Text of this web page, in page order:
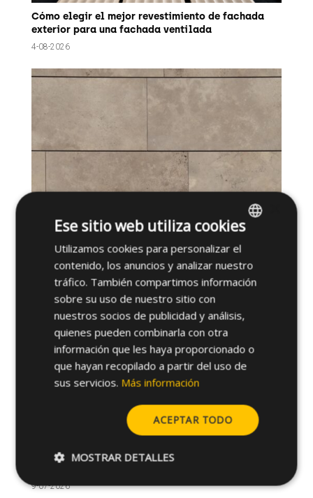
Cómo elegir el mejor revestimiento de fachada
exterior para una fachada ventilada
4-08-2026
Piedras para fachada exterior: cuáles elegir según
16-07-2026
¿Qué es una fachada? Funciones, tipos y sistemas
9-07-2026
SPANISH
ENGLISH
Ese sitio web utiliza cookies
Utilizamos cookies para personalizar el
contenido, los anuncios y analizar nuestro
tráfico. También compartimos información
sobre su uso de nuestro sitio con
nuestros socios de publicidad y análisis,
quienes pueden combinarla con otra
información que les haya proporcionado o
que hayan recopilado a partir del uso de
sus servicios. Más información
ACEPTAR TODO
MOSTRAR DETALLES